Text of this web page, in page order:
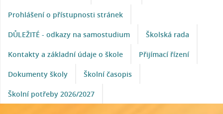
Prohlášení o přístupnosti stránek
DŮLEŽITÉ - odkazy na samostudium Školská rada
Kontakty a základní údaje o škole Přijímací řízení
Dokumenty školy Školní časopis
Školní potřeby 2026/2027